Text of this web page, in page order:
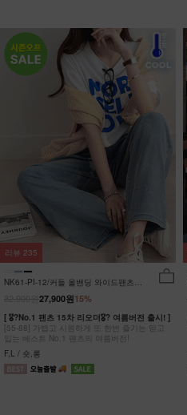
NK61-PI-12/커들 올밴딩 와이드팬츠
15%
27,900원
[ 🎖?No.1 팬츠 15차 리오더🎖? 여름버전 출시! ]
[55-88] 가볍고 시원하게 또 한번 즐기는 믿고
입는 베스트 No.1 팬츠의 여름버전!
F,L / 숏,롱
리뷰 235